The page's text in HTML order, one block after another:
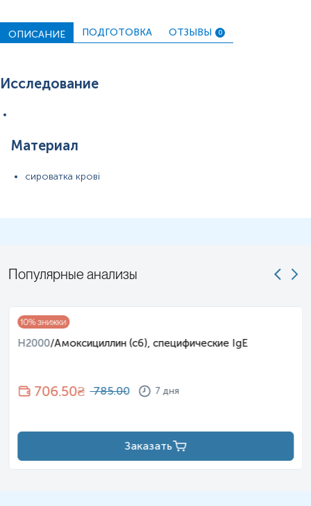
ОПИСАНИЕ ПОДГОТОВКА ОТЗЫВЫ 0
Исследование
Материал
сироватка крові
Популярные анализы
10% знижки
H2000/Амоксициллин (c6), специфические IgE
706.50₴ 785.00 7 дня
Заказать